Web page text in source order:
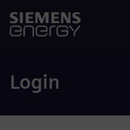
Login